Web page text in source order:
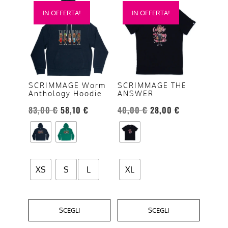
IN OFFERTA!
SCRIMMAGE Worm
Anthology Hoodie
83,00€ 58,10 €
XS S L
SCEGLI
Questo
prodotto
più
varianti.
Le
opzioni
possono
essere
scelte
nella
del
prodotto
IN OFFERTA!
SCRIMMAGE THE
ANSWER
40,00€ 28,00 €
XL
SCEGLI
Questo
prodotto
ha
varianti.
opzioni
possono
essere
scelte
nella
del
prodotto